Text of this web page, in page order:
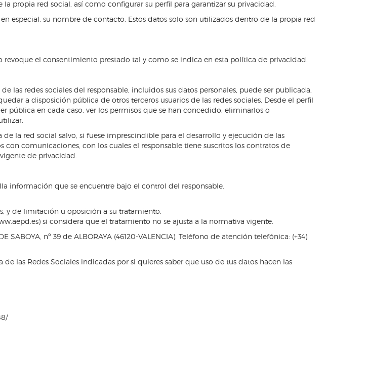
propia red social, así como configurar su perfil para garantizar su privacidad.
especial, su nombre de contacto. Estos datos solo son utilizados dentro de la propia red
el consentimiento prestado tal y como se indica en esta política de privacidad.
redes sociales del responsable, incluidos sus datos personales, puede ser publicada,
a disposición pública de otros terceros usuarios de las redes sociales. Desde el perfil
en cada caso, ver los permisos que se han concedido, eliminarlos o
la red social salvo, si fuese imprescindible para el desarrollo y ejecución de las
comunicaciones, con los cuales el responsable tiene suscritos los contratos de
de privacidad.
información que se encuentre bajo el control del responsable.
y de limitación u oposición a su tratamiento.
si considera que el tratamiento no se ajusta a la normativa vigente.
SABOYA, nº 39 de ALBORAYA (46120-VALENCIA). Teléfono de atención telefónica: (+34)
las Redes Sociales indicadas por si quieres saber que uso de tus datos hacen las